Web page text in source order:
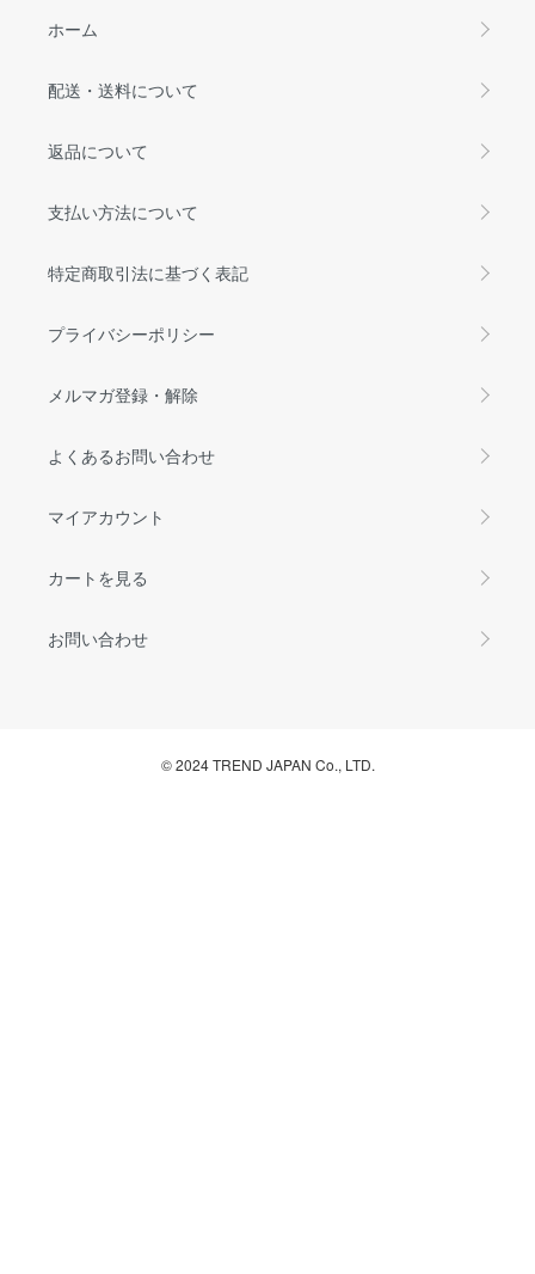
ホーム
配送・送料について
返品について
支払い方法について
特定商取引法に基づく表記
プライバシーポリシー
メルマガ登録・解除
よくあるお問い合わせ
マイアカウント
カートを見る
お問い合わせ
© 2024 TREND JAPAN Co., LTD.